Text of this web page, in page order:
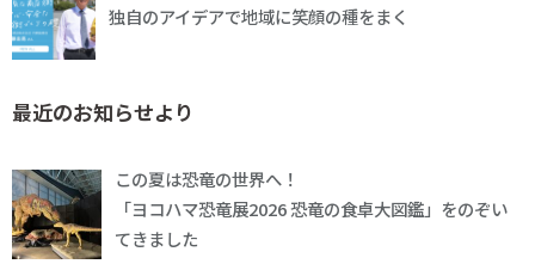
独自のアイデアで地域に笑顔の種をまく
最近のお知らせより
この夏は恐竜の世界へ！
「ヨコハマ恐竜展2026 恐竜の食卓大図鑑」をのぞい
てきました